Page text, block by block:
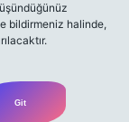
bildirmeniz halinde,